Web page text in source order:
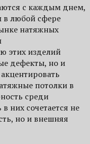
с каждым днем,
в любой сфере
натяжных
этих изделий
дефекты, но и
потолки в
среди
них сочетается не
но и внешняя